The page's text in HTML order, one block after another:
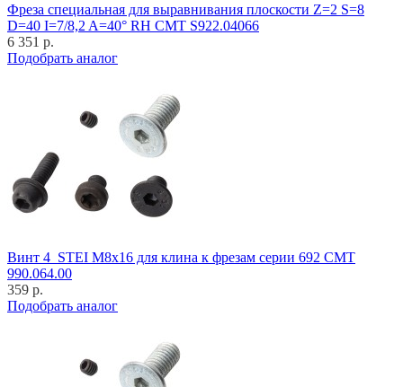
Фреза специальная для выравнивания плоскости Z=2 S=8
D=40 I=7/8,2 A=40° RH CMT S922.04066
6 351 р.
Подобрать аналог
Винт 4_STEI M8x16 для клина к фрезам серии 692 CMT
990.064.00
359 р.
Подобрать аналог